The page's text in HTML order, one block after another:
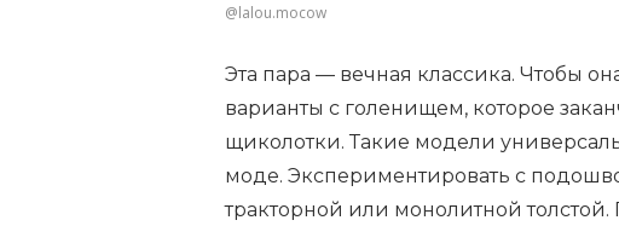
@lalou.mocow
Эта пара — вечная классика. Чтобы
варианты с голенищем, которое
щиколотки. Такие модели
моде. Экспериментировать с
тракторной или монолитной